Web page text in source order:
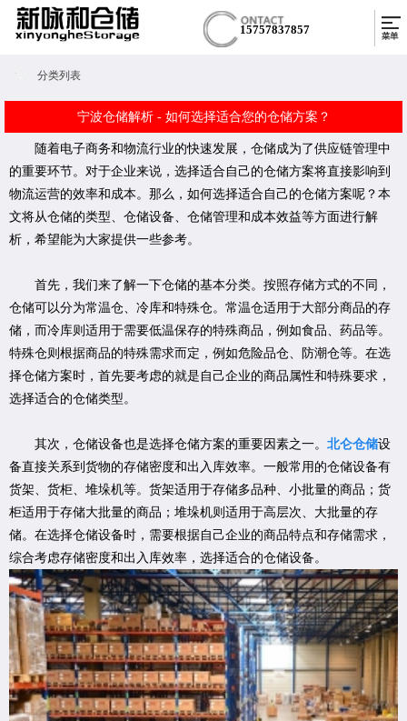
15757837857
分类列表
宁波仓储解析 - 如何选择适合您的仓储方案？
随着电子商务和物流行业的快速发展，仓储成为了供应链管理中
的重要环节。对于企业来说，选择适合自己的仓储方案将直接影响到
物流运营的效率和成本。那么，如何选择适合自己的仓储方案呢？本
文将从仓储的类型、仓储设备、仓储管理和成本效益等方面进行解
析，希望能为大家提供一些参考。
首先，我们来了解一下仓储的基本分类。按照存储方式的不同，
仓储可以分为常温仓、冷库和特殊仓。常温仓适用于大部分商品的存
储，而冷库则适用于需要低温保存的特殊商品，例如食品、药品等。
特殊仓则根据商品的特殊需求而定，例如危险品仓、防潮仓等。在选
择仓储方案时，首先要考虑的就是自己企业的商品属性和特殊要求，
选择适合的仓储类型。
其次，仓储设备也是选择仓储方案的重要因素之一。 北仑仓储设
备直接关系到货物的存储密度和出入库效率。一般常用的仓储设备有
货架、货柜、堆垛机等。货架适用于存储多品种、小批量的商品；货
柜适用于存储大批量的商品；堆垛机则适用于高层次、大批量的存
储。在选择仓储设备时，需要根据自己企业的商品特点和存储需求，
综合考虑存储密度和出入库效率，选择适合的仓储设备。